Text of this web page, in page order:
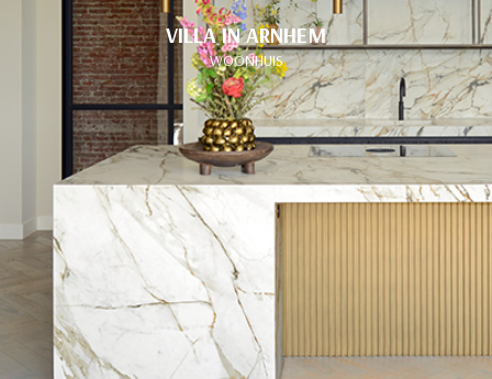
VILLA IN ARNHEM
WOONHUIS